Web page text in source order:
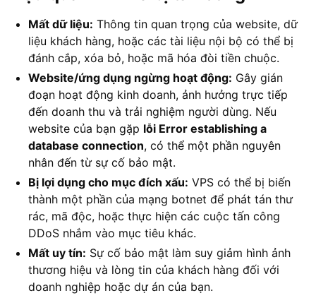
Mất dữ liệu: Thông tin quan trọng của website, dữ
liệu khách hàng, hoặc các tài liệu nội bộ có thể bị
đánh cắp, xóa bỏ, hoặc mã hóa đòi tiền chuộc.
Website/ứng dụng ngừng hoạt động: Gây gián
đoạn hoạt động kinh doanh, ảnh hưởng trực tiếp
đến doanh thu và trải nghiệm người dùng. Nếu
website của bạn gặp lỗi Error establishing a
database connection, có thể một phần nguyên
nhân đến từ sự cố bảo mật.
Bị lợi dụng cho mục đích xấu: VPS có thể bị biến
thành một phần của mạng botnet để phát tán thư
rác, mã độc, hoặc thực hiện các cuộc tấn công
DDoS nhắm vào mục tiêu khác.
Mất uy tín: Sự cố bảo mật làm suy giảm hình ảnh
thương hiệu và lòng tin của khách hàng đối với
doanh nghiệp hoặc dự án của bạn.